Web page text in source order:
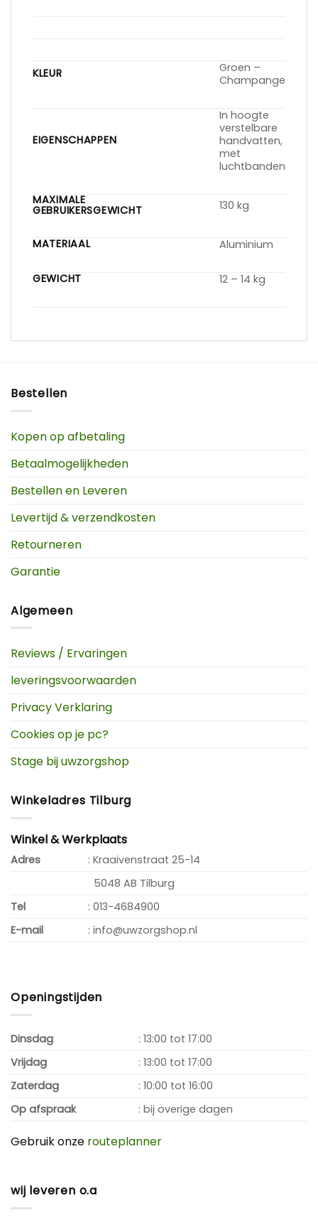
KLEUR
Groen –
Champange
EIGENSCHAPPEN
In hoogte
verstelbare
handvatten,
met
luchtbanden
MAXIMALE
GEBRUIKERSGEWICHT 130 kg
MATERIAAL Aluminium
GEWICHT 12 – 14 kg
Bestellen
Kopen op afbetaling
Betaalmogelijkheden
Bestellen en Leveren
Levertijd & verzendkosten
Retourneren
Garantie
Algemeen
Reviews / Ervaringen
leveringsvoorwaarden
Privacy Verklaring
Cookies op je pc?
Stage bij uwzorgshop
Winkeladres Tilburg
Winkel & Werkplaats
Adres
: Kraaivenstraat 25-14
5048 AB Tilburg
Tel
: 013-4684900
E-mail
: info@uwzorgshop.nl
Openingstijden
Dinsdag
: 13:00 tot 17:00
Vrijdag
: 13:00 tot 17:00
Zaterdag
: 10:00 tot 16:00
Op afspraak
: bij overige dagen
Gebruik onze routeplanner
wij leveren o.a